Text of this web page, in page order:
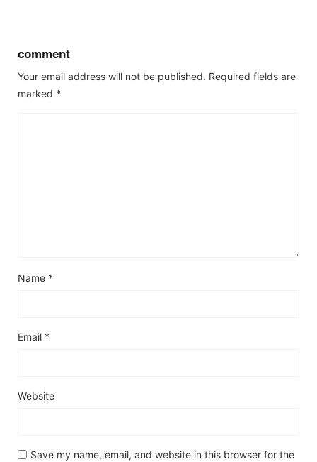
comment
Your email address will not be published. Required fields are
marked *
Name *
Email *
Website
Save my name, email, and website in this browser for the